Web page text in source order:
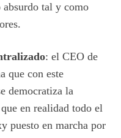
tal y como
: el CEO de
que con este
democratiza la
en realidad todo el
puesto en marcha por